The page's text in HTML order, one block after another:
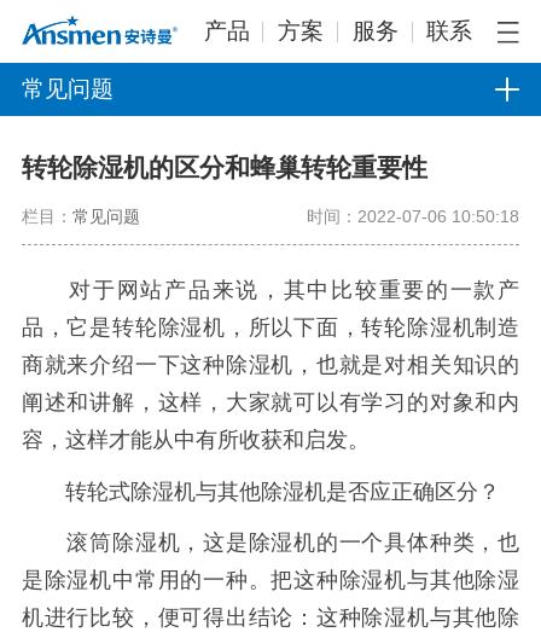
产品 方案 服务 联系
常见问题
转轮除湿机的区分和蜂巢转轮重要性
栏目： 常见问题 时间：2022-07-06 10:50:18
对于网站产品来说，其中比较重要的一款产
品，它是转轮除湿机，所以下面，转轮除湿机制造
商就来介绍一下这种除湿机，也就是对相关知识的
阐述和讲解，这样，大家就可以有学习的对象和内
容，这样才能从中有所收获和启发。
转轮式除湿机与其他除湿机是否应正确区分？
滚筒除湿机，这是除湿机的一个具体种类，也
是除湿机中常用的一种。把这种除湿机与其他除湿
机进行比较，便可得出结论：这种除湿机与其他除